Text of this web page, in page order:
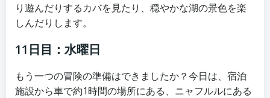
り遊んだりするカバを見たり、穏やかな湖の景色を楽
しんだりします。
11日目：水曜日
もう一つの冒険の準備はできましたか？今日は、宿泊
施設から車で約1時間の場所にある、ニャフルルにある